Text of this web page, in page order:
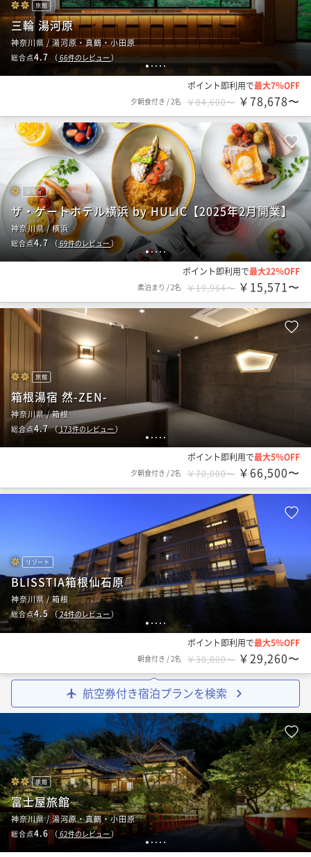
12345
旅館
三輪 湯河原
神奈川県 / 湯河原・真鶴・小田原
総合点4.7 （ 66件のレビュー）
ポイント即利用で最大7％OFF
夕朝食付き /2名 ￥84,600〜 ￥78,678〜
12345
シティ
ザ・ゲートホテル横浜 by HULIC【2025年2月開業】
神奈川県 / 横浜
総合点4.7 （ 69件のレビュー）
ポイント即利用で最大22％OFF
素泊まり /2名 ￥19,964〜 ￥15,571〜
1 2 3 4 5
旅館
箱根湯宿 然-ZEN-
神奈川県 / 箱根
総合点4.7（173件のレビュー ）
ポイント即利用で最大5％OFF
夕朝食付き /2名 ￥70,000〜 ￥66,500〜
1 2 3 4 5
リゾート
BLISSTIA箱根仙石原
神奈川県 / 箱根
総合点4.5（24件のレビュー ）
ポイント即利用で最大5％OFF
朝食付き /2名 ￥30,800〜 ￥29,260〜
航空券付き宿泊プランを検索
1 2 3 4 5
旅館
富士屋旅館
神奈川県 / 湯河原・真鶴・小田原
総合点4.6（ 62件のレビュー ）